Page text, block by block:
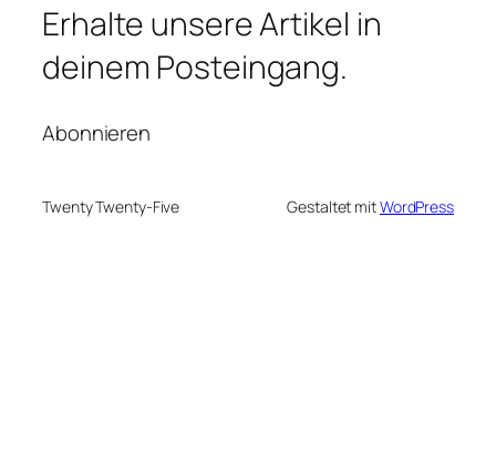
Erhalte unsere Artikel in
deinem Posteingang.
Abonnieren
Twenty Twenty-Five Gestaltet mitWordPress